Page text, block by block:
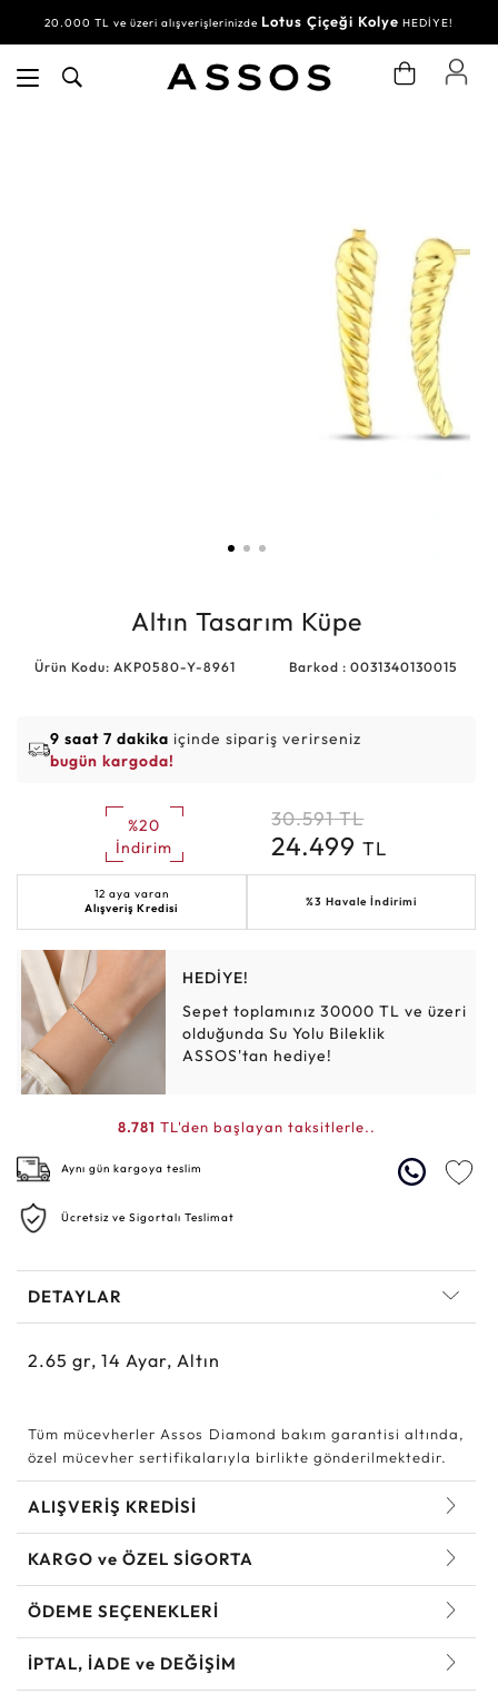
20.000 TL ve üzeri alışverişlerinizde Lotus Çiçeği Kolye HEDİYE!
Altın Tasarım Küpe
Ürün Kodu: AKP0580-Y-8961 Barkod : 0031340130015
9 saat 7 dakika içinde sipariş verirseniz
bugün kargoda!
%20
İndirim
30.591 TL
24.499TL
12 aya varan
Alışveriş Kredisi
%3 Havale İndirimi
HEDİYE!
Sepet toplamınız 30000 TL ve üzeri
olduğunda Su Yolu Bileklik
ASSOS'tan hediye!
8.781 TL'den başlayan taksitlerle..
Aynı gün kargoya teslim
Ücretsiz ve Sigortalı Teslimat
DETAYLAR
2.65 gr, 14 Ayar, Altın
Tüm mücevherler Assos Diamond bakım garantisi altında,
özel mücevher sertifikalarıyla birlikte gönderilmektedir.
ALIŞVERİŞ KREDİSİ
KARGO ve ÖZEL SİGORTA
ÖDEME SEÇENEKLERİ
İPTAL, İADE ve DEĞİŞİM